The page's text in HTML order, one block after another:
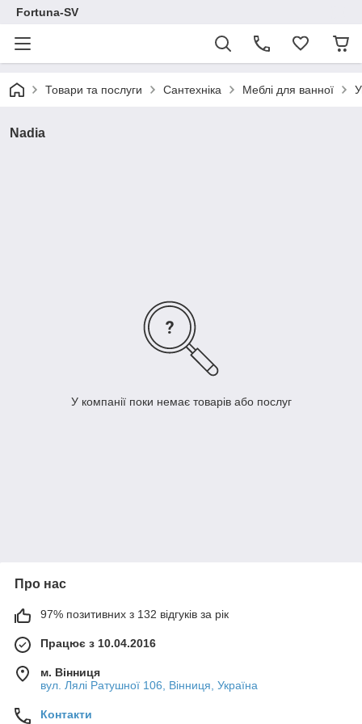
Fortuna-SV
Товари та послуги Сантехніка Меблі для ванної
Nadia
У компанії поки немає товарів або послуг
Про нас
97% позитивних з 132 відгуків за рік
Працює з 10.04.2016
м. Вінниця
вул. Лялі Ратушної 106, Вінниця, Україна
Контакти